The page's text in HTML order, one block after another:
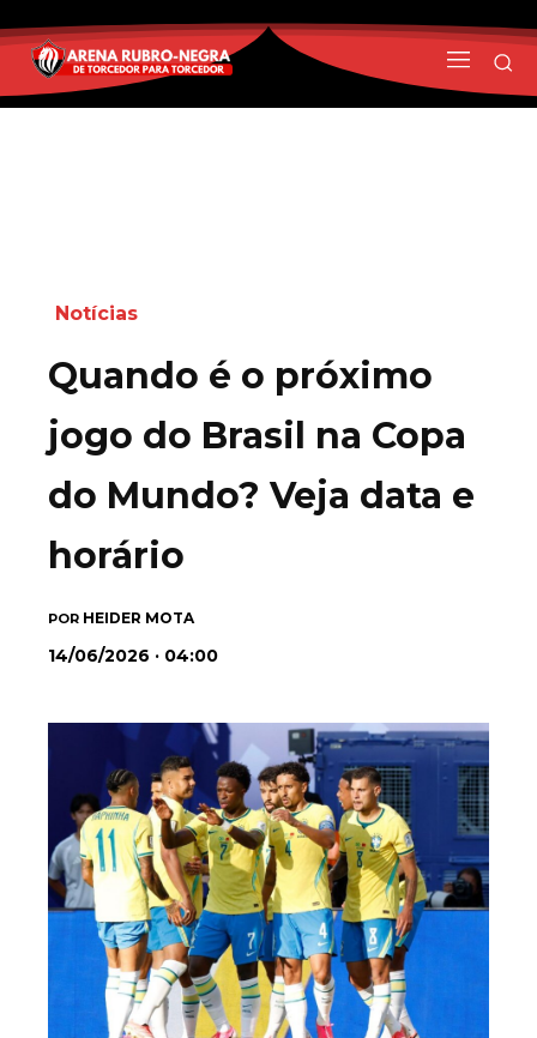
Notícias
Quando é o próximo
jogo do Brasil na Copa
do Mundo? Veja data e
horário
POR HEIDER MOTA
14/06/2026 · 04:00